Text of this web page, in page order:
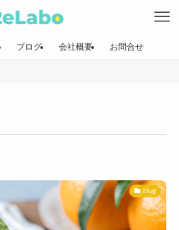
ブログ 会社概要 お問合せ
blog